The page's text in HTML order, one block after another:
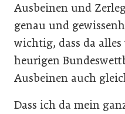
Ausbeinen und
genau und
wichtig, dass da
heurigen
Ausbeinen auch
Dass ich da mein